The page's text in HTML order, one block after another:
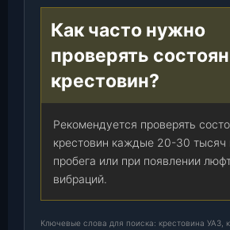
Как часто нужно
проверять
крестовин?
Рекомендуется проверять
крестовин каждые 20-30 тысяч
пробега или при появлении
вибраций.
Ключевые слова для поиска: крестовина УАЗ,